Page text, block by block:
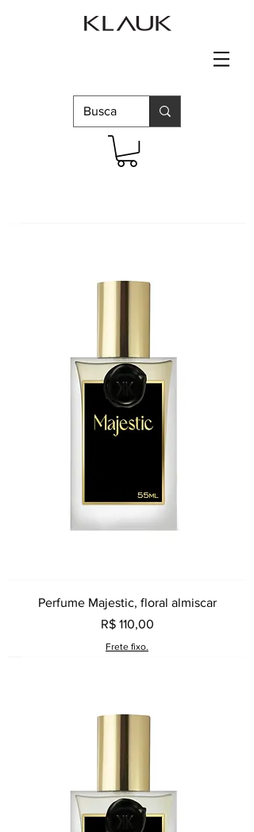
Perfume Majestic, floral almiscar
Preço
R$ 110,00
Frete fixo.